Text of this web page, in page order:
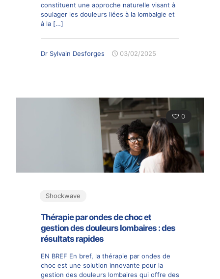
constituent une approche naturelle visant à
soulager les douleurs liées à la lombalgie et
à la […]
Dr Sylvain Desforges 03/02/2025
0
Shockwave
Thérapie par ondes de choc et
gestion des douleurs lombaires : des
résultats rapides
EN BREF En bref, la thérapie par ondes de
choc est une solution innovante pour la
gestion des douleurs lombaires qui offre des